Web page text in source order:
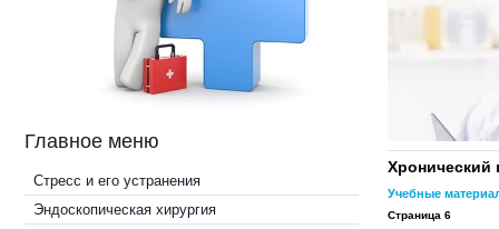
Главное меню
Стресс и его устранения
Эндоскопическая хирургия
Хронический
Учебные
Страница 6